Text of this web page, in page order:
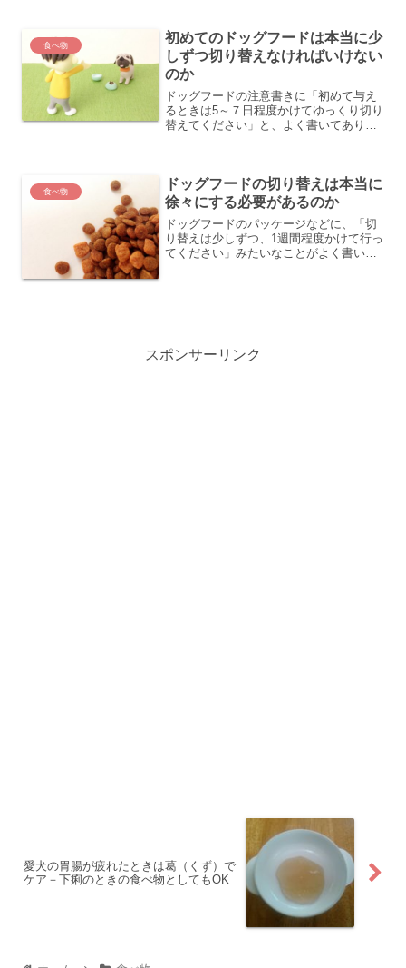
食べ物
初めてのドッグフードは本当に少
しずつ切り替えなければいけない
のか
ドッグフードの注意書きに「初めて与え
るときは5～７日程度かけてゆっくり切り
替えてください」と、よく書いてありま
すが、ずっと不思議でし...
食べ物
ドッグフードの切り替えは本当に
徐々にする必要があるのか
ドッグフードのパッケージなどに、「切
り替えは少しずつ、1週間程度かけて行っ
てください」みたいなことがよく書いて
スポンサーリンク
愛犬の胃腸が疲れたときは葛（くず）で
ケア－下痢のときの食べ物としてもOK